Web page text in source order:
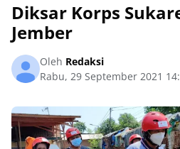
Diksar Korps
Jember
Oleh Redaksi
Rabu, 29 September 2021